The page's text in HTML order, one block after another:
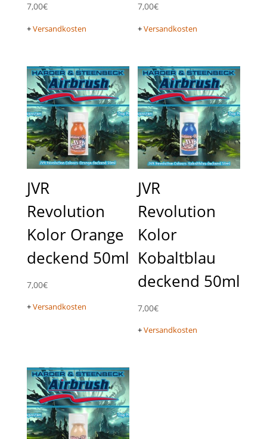
7,00€
+Versandkosten
7,00€
+Versandkosten
JVR
Revolution
Kolor Orange
deckend 50ml
7,00€
+Versandkosten
JVR
Revolution
Kolor
Kobaltblau
deckend 50ml
7,00€
+Versandkosten